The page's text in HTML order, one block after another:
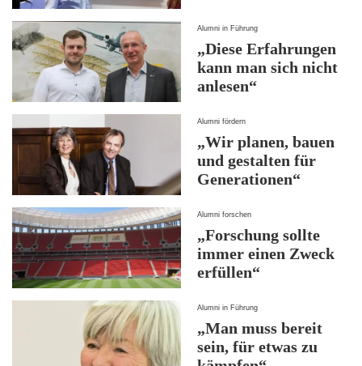
Alumni in Führung
„Diese Erfahrungen
kann man sich nicht
anlesen“
Alumni fördern
„Wir planen, bauen
und gestalten für
Generationen“
Alumni forschen
„Forschung sollte
immer einen Zweck
erfüllen“
Alumni in Führung
„Man muss bereit
sein, für etwas zu